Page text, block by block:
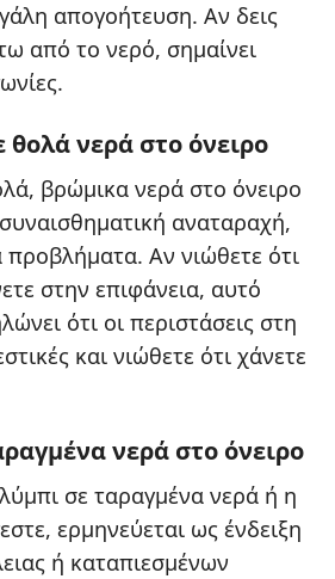
απογοήτευση. Αν δεις
από το νερό, σημαίνει
θολά νερά στο όνειρο
βρώμικα νερά στο όνειρο
συναισθηματική αναταραχή,
Αν νιώθετε ότι
στην επιφάνεια, αυτό
ότι οι περιστάσεις στη
και νιώθετε ότι χάνετε
νερά στο όνειρο
σε ταραγμένα νερά ή η
ερμηνεύεται ως ένδειξη
ή καταπιεσμένων